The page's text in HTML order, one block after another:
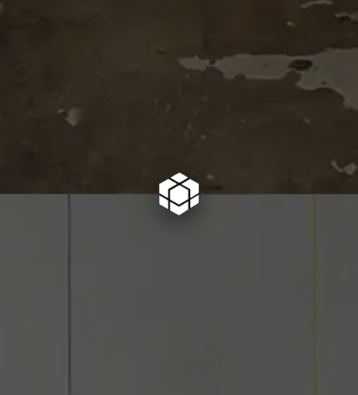
Accueil
Informatique
Communication